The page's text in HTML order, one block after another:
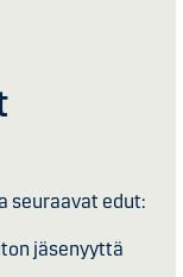
seuraavat edut:
jäsenyyttä